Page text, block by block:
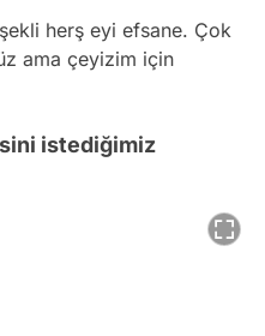
herş eyi efsane. Çok
ama çeyizim için
istediğimiz